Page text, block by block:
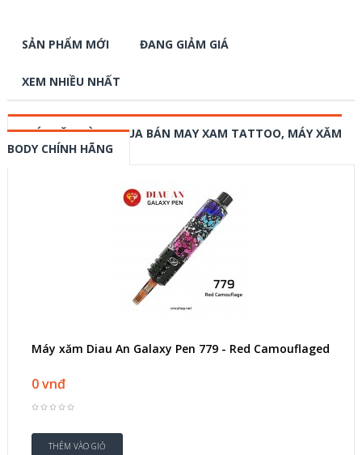
SẢN PHẨM MỚI ĐANG GIẢM GIÁ
XEM NHIỀU NHẤT
MÁY XĂM HÌNH, MUA BÁN MAY XAM TATTOO, MÁY XĂM
BODY CHÍNH HÃNG
Máy xăm Diau An Galaxy Pen 779 - Red Camouflaged
0 vnđ